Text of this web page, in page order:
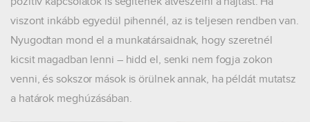
viszont inkább egyedül pihennél, az is teljesen rendben van.
Nyugodtan mond el a munkatársaidnak, hogy szeretnél
kicsit magadban lenni – hidd el, senki nem fogja zokon
venni, és sokszor mások is örülnek annak, ha példát mutatsz
a határok meghúzásában.